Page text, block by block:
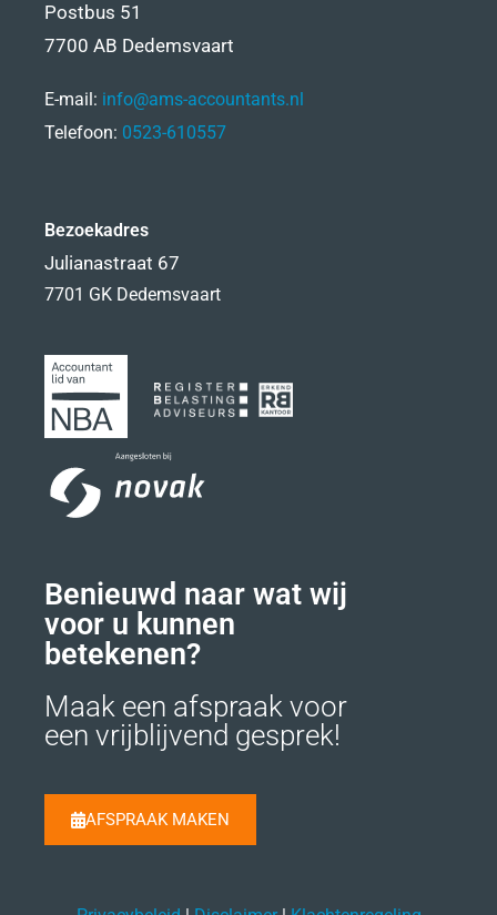
Postbus 51
7700 AB Dedemsvaart
E-mail: info@ams-accountants.nl
Telefoon: 0523-610557
Bezoekadres
Julianastraat 67
7701 GK Dedemsvaart
Benieuwd naar wat wij
voor u kunnen
betekenen?
Maak een afspraak voor
een vrijblijvend gesprek!
AFSPRAAK MAKEN